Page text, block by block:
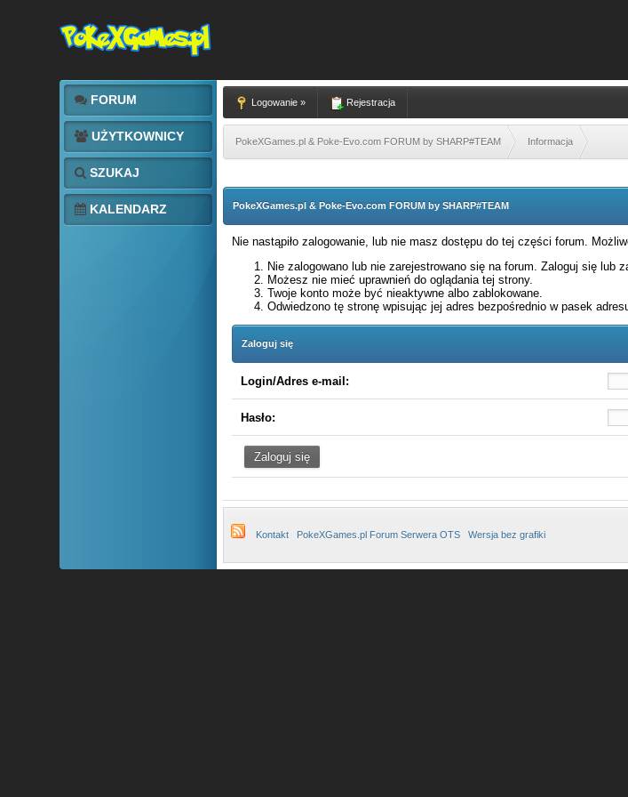
FORUM
UŻYTKOWNICY
SZUKAJ
KALENDARZ
Logowanie » Rejestracja
PokeXGames.pl & Poke-Evo.com FORUM by SHARP#TEAM Informacja
PokeXGames.pl & Poke-Evo.com FORUM by SHARP#TEAM
Nie nastąpiło zalogowanie, lub nie masz dostępu do tej części forum.
Nie zalogowano lub nie zarejestrowano się na forum. Zaloguj się lub
Możesz nie mieć uprawnień do oglądania tej strony.
Twoje konto może być nieaktywne albo zablokowane.
Odwiedzono tę stronę wpisując jej adres bezpośrednio w pasek
Zaloguj się
Login/Adres e-mail:
Hasło:
Kontakt PokeXGames.pl Forum Serwera OTS Wersja bez grafiki